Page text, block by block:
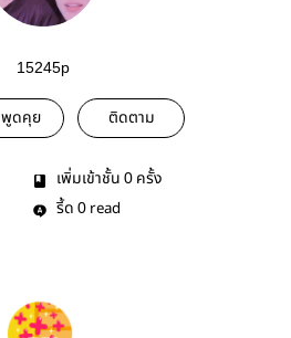
15245p
พูดคุย ติดตาม
เพิ่มเข้าชั้น 0 ครั้ง
รี้ด 0 read